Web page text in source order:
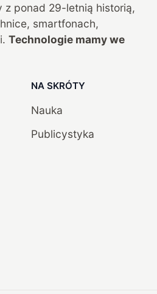
z ponad 29-letnią historią,
smartfonach,
Technologie mamy we
NA SKRÓTY
Nauka
Publicystyka